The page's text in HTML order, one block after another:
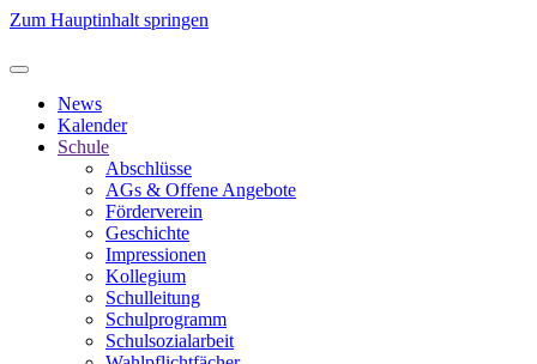
Zum Hauptinhalt springen
News
Kalender
Schule
Abschlüsse
AGs & Offene Angebote
Förderverein
Geschichte
Impressionen
Kollegium
Schulleitung
Schulprogramm
Schulsozialarbeit